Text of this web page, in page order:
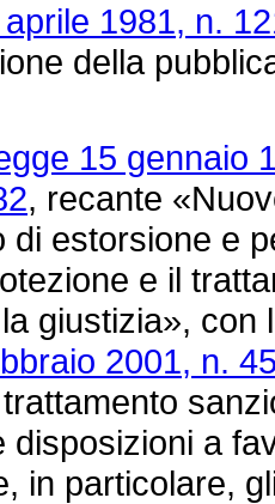
aprile 1981, n.
della
15 gennaio
, recante
di estorsione e
e il
giustizia»,
2001, n.
disposizioni a
in particolare,